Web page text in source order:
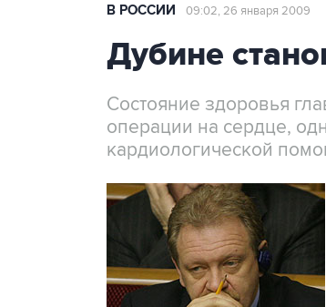
В РОССИИ 09:02, 26 января 2009
Дубине
Состояние здоровья
операции на сердце,
кардиологической